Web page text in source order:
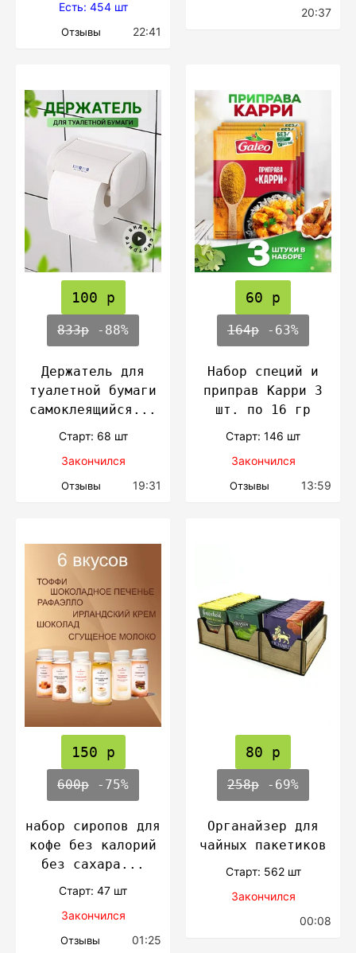
Есть: 454 шт
Отзывы 22:41
20:37
100 р
833р -88%
Держатель для
туалетной бумаги
самоклеящийся...
Cтарт: 68 шт
Закончился
Отзывы 19:31
60 р
164р -63%
Набор специй и
приправ Карри 3
шт. по 16 гр
Cтарт: 146 шт
Закончился
Отзывы 13:59
150 р
600р -75%
набор сиропов для
кофе без калорий
без сахара...
Cтарт: 47 шт
Закончился
Отзывы 01:25
80 р
258р -69%
Органайзер для
чайных пакетиков
Cтарт: 562 шт
Закончился
00:08